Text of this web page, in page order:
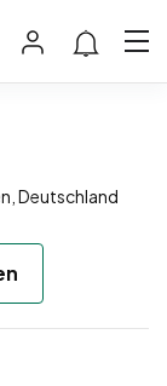
Deutschland